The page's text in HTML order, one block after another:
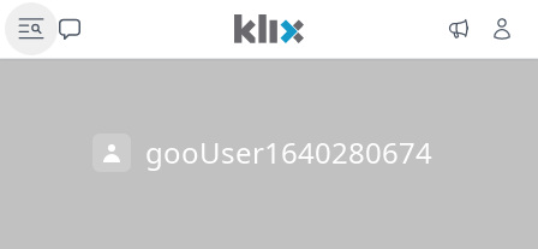
gooUser1640280674